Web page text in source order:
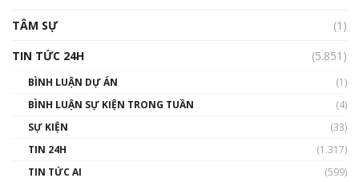
TÂM SỰ
(1)
TIN TỨC 24H
(5.851)
BÌNH LUẬN DỰ ÁN
(1)
BÌNH LUẬN SỰ KIỆN TRONG TUẦN
(4)
SỰ KIỆN
(33)
TIN 24H
(1.317)
TIN TỨC AI
(599)